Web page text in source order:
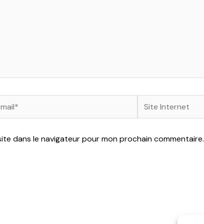
Site
Internet
dans le navigateur pour mon prochain commentaire.